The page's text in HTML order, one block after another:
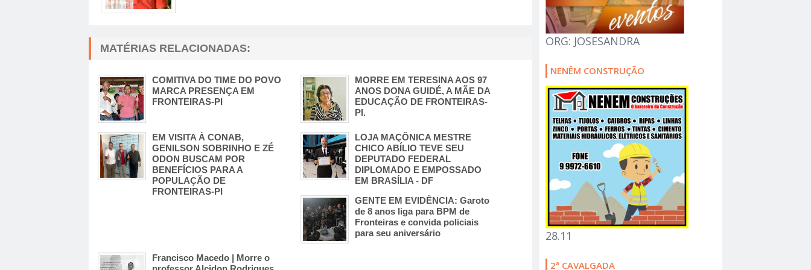
MATÉRIAS RELACIONADAS:
COMITIVA DO TIME DO POVO
MARCA PRESENÇA EM
FRONTEIRAS-PI
MORRE EM TERESINA AOS 97
ANOS DONA GUIDÉ, A MÃE DA
EDUCAÇÃO DE FRONTEIRAS-
PI.
EM VISITA À CONAB,
GENILSON SOBRINHO E ZÉ
ODON BUSCAM POR
BENEFÍCIOS PARA A
POPULAÇÃO DE
FRONTEIRAS-PI
LOJA MAÇÔNICA MESTRE
CHICO ABÍLIO TEVE SEU
DEPUTADO FEDERAL
DIPLOMADO E EMPOSSADO
EM BRASÍLIA - DF
GENTE EM EVIDÊNCIA: Garoto
de 8 anos liga para BPM de
Fronteiras e convida policiais
para seu aniversário
Francisco Macedo | Morre o
ORG: JOSESANDRA
NENÊM CONSTRUÇÃO
28.11
2ª CAVALGADA